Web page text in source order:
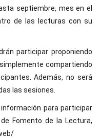
septiembre, mes en el
de las lecturas con su
participar proponiendo
compartiendo
Además, no será
las sesiones.
para participar
Fomento de la Lectura,